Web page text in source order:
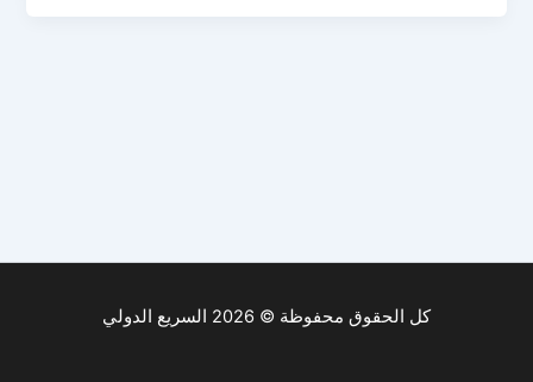
كل الحقوق محفوظة © 2026 السريع الدولي